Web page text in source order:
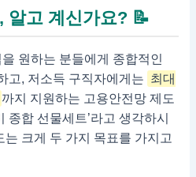
알고 계신가요? 📝
원하는 분들에게 종합적인
고, 저소득 구직자에게는 최대
까지 지원하는 고용안전망 제도
종합 선물세트’라고 생각하시
는 크게 두 가지 목표를 가지고